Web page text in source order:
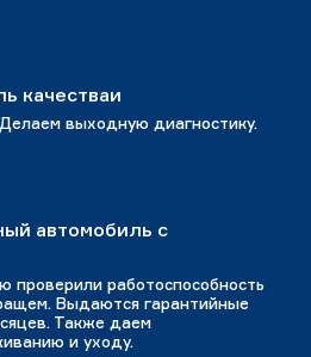
качестваи
выходную диагностику.
автомобиль с
проверили работоспособность
Выдаются гарантийные
Также даем
и уходу.